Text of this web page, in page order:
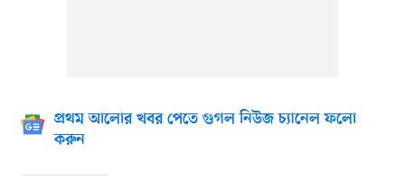
প্রথম আলোর খবর পেতে গুগল নিউজ চ্যানেল ফলো
করুন